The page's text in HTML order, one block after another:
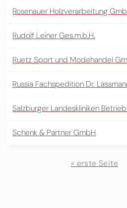
Rosenauer Holzverarbeitung
Rudolf Leiner Ges.m.b.H.
Ruetz Sport und Modehandel
Russia Fachspedition Dr.
Salzburger Landeskliniken
Schenk & Partner GmbH
« erste Seite